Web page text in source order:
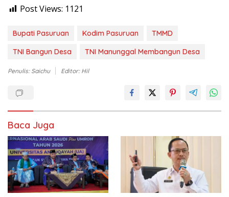
Post Views: 1121
Bupati Pasuruan Kodim Pasuruan
TMMD
TNI Bangun Desa
TNI Manunggal Membangun Desa
Penulis: Saichu Editor: Hil
Baca Juga